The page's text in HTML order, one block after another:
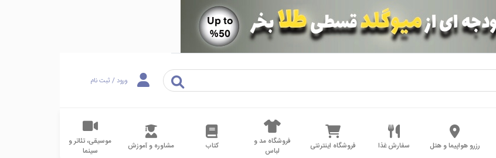
ورود / ثبت نام
رزرو هواپیما و هتل سفارش غذا فروشگاه اینترنتی
فروشگاه مد و
لباس
کتاب مشاوره و آموزش
موسیقی، تئاتر و
سینما